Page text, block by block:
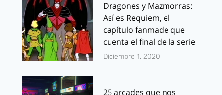
Dragones y Mazmorras:
Así es Requiem, el
capítulo fanmade que
cuenta el final de la serie
Diciembre 1, 2020
25 arcades que nos